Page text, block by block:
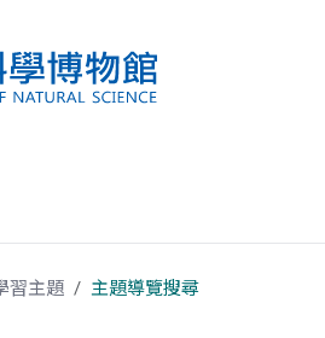
習主題 主題導覽搜尋